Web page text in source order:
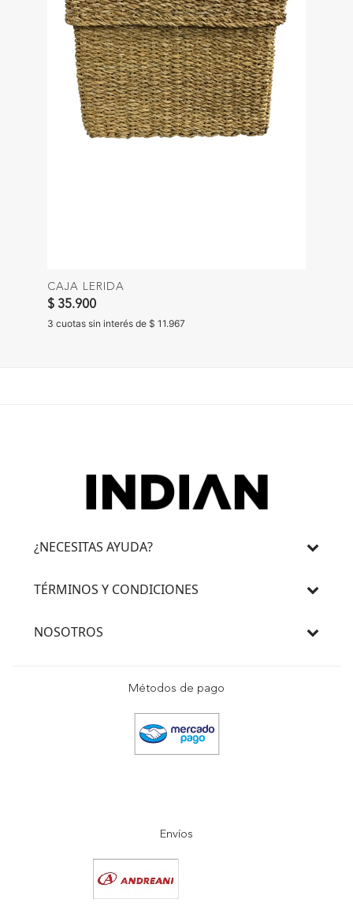
CAJA LERIDA
$ 35.900
3 cuotas sin interés de $ 11.967
¿NECESITAS AYUDA?
TÉRMINOS Y CONDICIONES
NOSOTROS
Métodos de pago
Envíos